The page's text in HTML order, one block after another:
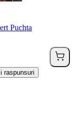
Puchta
raspunsuri